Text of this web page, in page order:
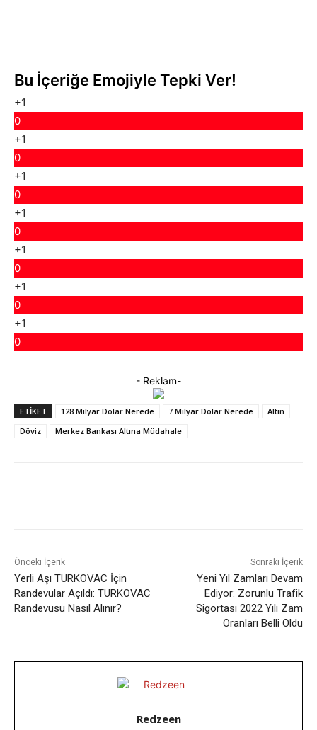
Bu İçeriğe Emojiyle Tepki Ver!
+1
0
+1
0
+1
0
+1
0
+1
0
+1
0
+1
0
- Reklam-
ETIKET 128 Milyar Dolar Nerede 7 Milyar Dolar Nerede
Altın
Döviz
Merkez Bankası Altına Müdahale
Önceki İçerik
Yerli Aşı TURKOVAC İçin
Randevular Açıldı: TURKOVAC
Randevusu Nasıl Alınır?
Sonraki İçerik
Yeni Yıl Zamları Devam
Ediyor: Zorunlu Trafik
Sigortası 2022 Yılı Zam
Oranları Belli Oldu
Redzeen